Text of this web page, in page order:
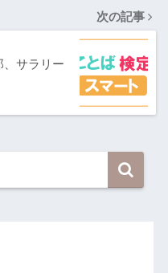
次の記事
、サラリー